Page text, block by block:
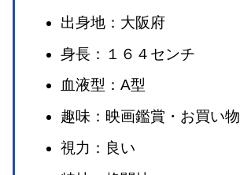
出身地：大阪府
身長：１６４センチ
血液型：A型
趣味：映画鑑賞・お買い物
視力：良い